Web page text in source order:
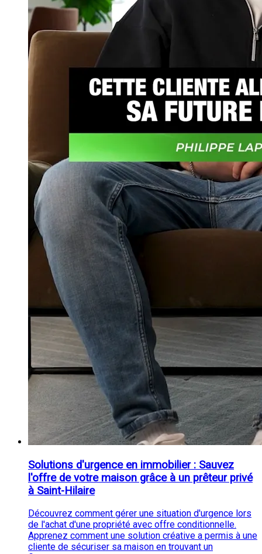
Solutions d'urgence en immobilier : Sauvez
l'offre de votre maison grâce à un prêteur privé
à Saint-Hilaire
Découvrez comment gérer une situation d'urgence lors
de l'achat d'une propriété avec offre conditionnelle.
Apprenez comment une solution créative a permis à une
cliente de sécuriser sa maison en trouvant un